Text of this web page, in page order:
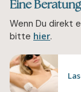
Eine
Wenn Du direkt
bitte hier.